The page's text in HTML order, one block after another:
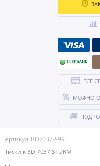
Артикул: BD7037-999
Тиски к BD 7037 STURM
ВСЕ
МОЖНО